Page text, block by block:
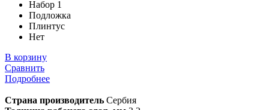
Набор 1
Подложка
Плинтус
Нет
В корзину
Сравнить
Подробнее
Страна производитель Сербия